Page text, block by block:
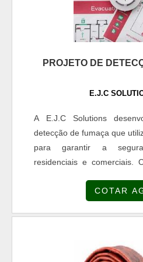
PROJETO DE
E.J.C
A E.J.C Solutions
detecção de fumaça que
para garantir a
residenciais e comerciais.
pontos estratégicos do
ocupantes do ambiente.
COTAR